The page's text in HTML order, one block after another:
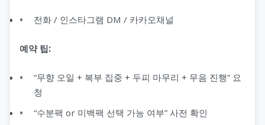
전화 / 인스타그램 DM / 카카오채널
예약 팁:
“무향 오일 + 복부 집중 + 두피 마무리 + 무음 진행” 요
청
“수분팩 or 미백팩 선택 가능 여부” 사전 확인